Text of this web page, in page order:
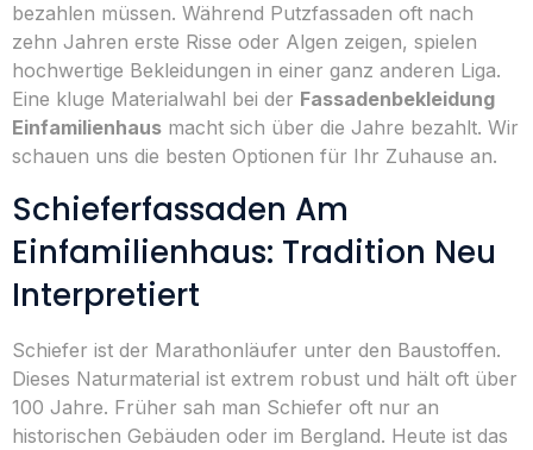
bezahlen müssen. Während Putzfassaden oft nach
zehn Jahren erste Risse oder Algen zeigen, spielen
hochwertige Bekleidungen in einer ganz anderen Liga.
Eine kluge Materialwahl bei der Fassadenbekleidung
Einfamilienhaus macht sich über die Jahre bezahlt. Wir
schauen uns die besten Optionen für Ihr Zuhause an.
Schieferfassaden Am
Einfamilienhaus: Tradition Neu
Interpretiert
Schiefer ist der Marathonläufer unter den Baustoffen.
Dieses Naturmaterial ist extrem robust und hält oft über
100 Jahre. Früher sah man Schiefer oft nur an
historischen Gebäuden oder im Bergland. Heute ist das